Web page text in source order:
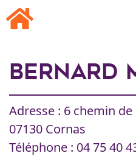
Passer au contenu
Bernard
Adresse : 6 chemin
07130 Cornas
Téléphone : 04 75 40